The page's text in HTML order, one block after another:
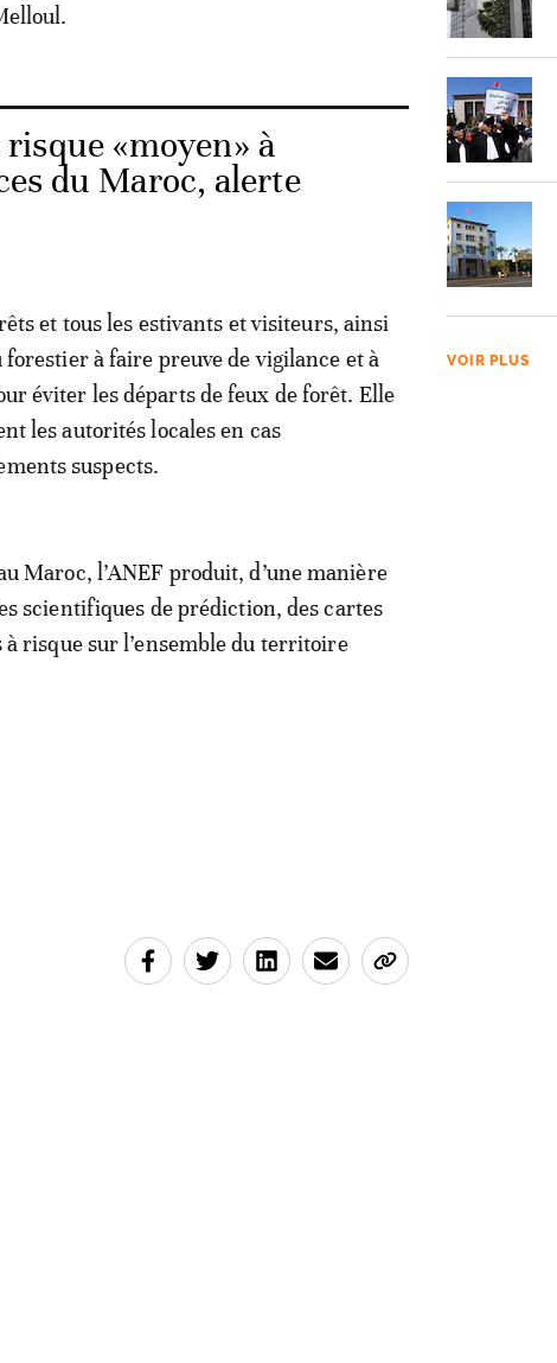
«moyen» à
du Maroc, alerte
et tous les estivants et visiteurs, ainsi
à faire preuve de vigilance et à
éviter les départs de feux de forêt. Elle
les autorités locales en cas
suspects.
Maroc, l’ANEF produit, d’une manière
scientifiques de prédiction, des cartes
risque sur l’ensemble du territoire
VOIR PLUS